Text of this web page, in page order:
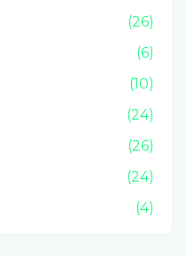
(26)
(6)
(10)
(24)
(26)
(24)
(4)